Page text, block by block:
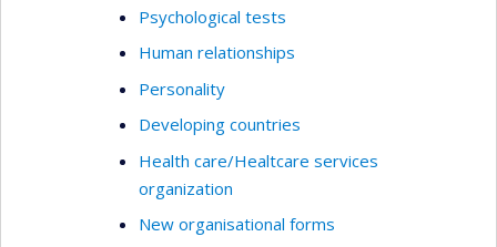
Psychological tests
Human relationships
Personality
Developing countries
Health care/Healtcare services
organization
New organisational forms